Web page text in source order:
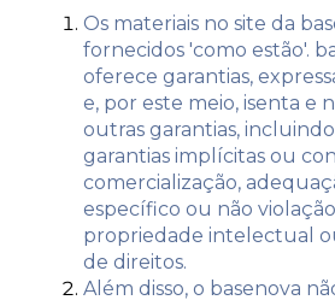
Os materiais no site da
fornecidos 'como estão'.
oferece garantias,
e, por este meio, isenta e
outras garantias,
garantias implícitas ou
comercialização,
específico ou não
propriedade intelectual
de direitos.
Além disso, o basenova